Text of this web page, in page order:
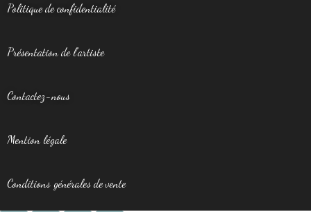
Politique de confidentialité
Présentation de l’artiste
Contactez-nous
Mention légale
Conditions générales de vente